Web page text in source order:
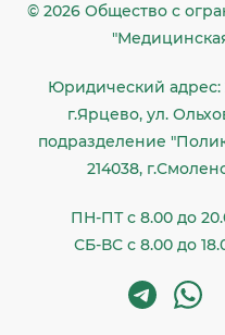
© 2026 Общество c
Юридический адрес:
г.Ярцево, ул.
подразделение
214038,
ПН-ПТ с 8.00 до
СБ-ВС с 8.00 до